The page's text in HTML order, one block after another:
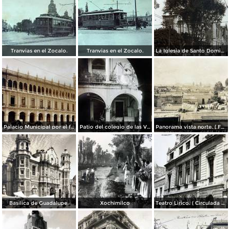
Tranvias en el Zocalo. Tranvias en el Zocalo. La Iglesia de Santo Domingo.
Palacio Municipal por el fotografo Hugo Brehme.. Patio del colegio de las Vizcainas por el fotografo Hugo Brehme. Panorama vista norte. ( Fechada el 20 de Junio de 1905 ).
Basilica de Guadalupe. Xochimilco Teatro Lirico. ( Circulada el 1 de Agosto de 1926 ).